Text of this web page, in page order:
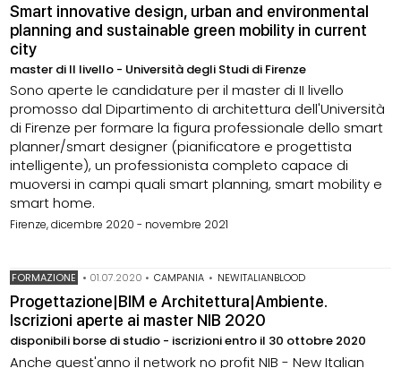
Smart innovative design, urban and environmental
planning and sustainable green mobility in current
city
master di II livello - Università degli Studi di Firenze
Sono aperte le candidature per il master di II livello
promosso dal Dipartimento di architettura dell'Università
di Firenze per formare la figura professionale dello smart
planner/smart designer (pianificatore e progettista
intelligente), un professionista completo capace di
muoversi in campi quali smart planning, smart mobility e
smart home.
Firenze, dicembre 2020 - novembre 2021
FORMAZIONE • 01.07.2020 • CAMPANIA • NEWITALIANBLOOD
Progettazione|BIM e Architettura|Ambiente.
Iscrizioni aperte ai master NIB 2020
disponibili borse di studio - iscrizioni entro il 30 ottobre 2020
Anche quest'anno il network no profit NIB - New Italian